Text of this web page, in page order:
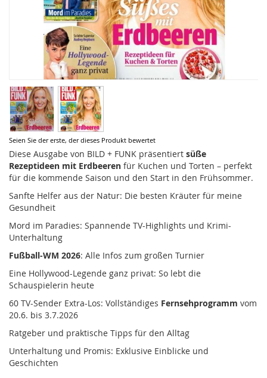
Seien Sie der erste, der dieses Produkt bewertet
Diese Ausgabe von BILD + FUNK präsentiert süße
Rezeptideen mit Erdbeeren für Kuchen und Torten – perfekt
für die kommende Saison und den Start in den Frühsommer.
Sanfte Helfer aus der Natur: Die besten Kräuter für meine
Gesundheit
Mord im Paradies: Spannende TV-Highlights und Krimi-
Unterhaltung
Fußball-WM 2026: Alle Infos zum großen Turnier
Eine Hollywood-Legende ganz privat: So lebt die
Schauspielerin heute
60 TV-Sender Extra-Los: Vollständiges Fernsehprogramm vom
20.6. bis 3.7.2026
Ratgeber und praktische Tipps für den Alltag
Unterhaltung und Promis: Exklusive Einblicke und
Geschichten
Zum
Anfang
der
Bildergalerie